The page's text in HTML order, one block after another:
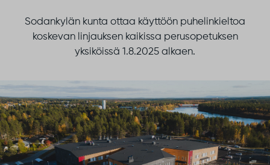
Sodankylän kunta ottaa käyttöön puhelinkieltoa
koskevan linjauksen kaikissa perusopetuksen
yksiköissä 1.8.2025 alkaen.